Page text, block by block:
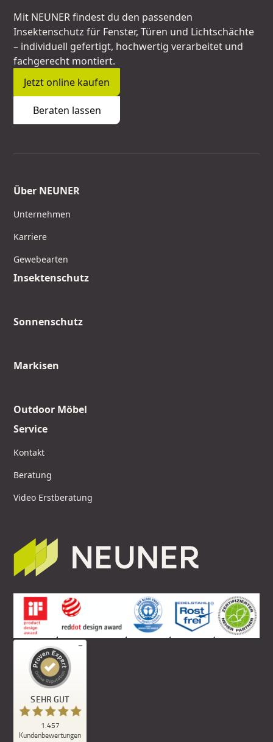
Mit NEUNER findest du den passenden
Insektenschutz für Fenster, Türen und Lichtschächte
– individuell gefertigt, hochwertig verarbeitet und
fachgerecht montiert.
Jetzt online kaufen
Beraten lassen
Über NEUNER
Unternehmen
Karriere
Gewebearten
Insektenschutz
Sonnenschutz
Markisen
Outdoor Möbel
Service
Kontakt
Beratung
Video Erstberatung